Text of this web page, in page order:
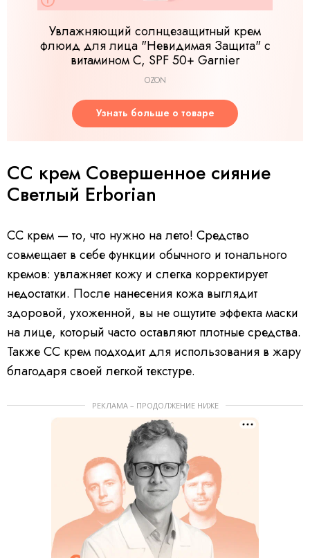
Увлажняющий солнцезащитный крем
флюид для лица "Невидимая Защита" с
витамином C, SPF 50+ Garnier
OZON
Узнать больше о товаре
СС крем Совершенное сияние
Cветлый Erborian
СС крем — то, что нужно на лето! Средство
совмещает в себе функции обычного и тонального
кремов: увлажняет кожу и слегка корректирует
недостатки. После нанесения кожа выглядит
здоровой, ухоженной, вы не ощутите эффекта маски
на лице, который часто оставляют плотные средства.
Также СС крем подходит для использования в жару
благодаря своей легкой текстуре.
РЕКЛАМА – ПРОДОЛЖЕНИЕ НИЖЕ